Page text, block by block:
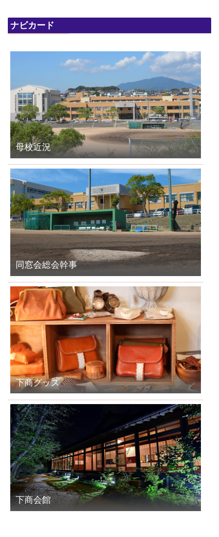
ナビカード
母校近況
同窓会総会幹事
下商グッズ
下商会館